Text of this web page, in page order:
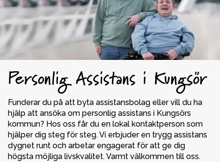
00
Personlig Assistans i Kungsör
Funderar du på att byta assistansbolag eller vill du ha
hjälp att ansöka om personlig assistans i Kungsörs
kommun? Hos oss får du en lokal kontaktperson som
hjälper dig steg för steg. Vi erbjuder en trygg assistans
dygnet runt och arbetar engagerat för att ge dig
högsta möjliga livskvalitet. Varmt välkommen till oss.